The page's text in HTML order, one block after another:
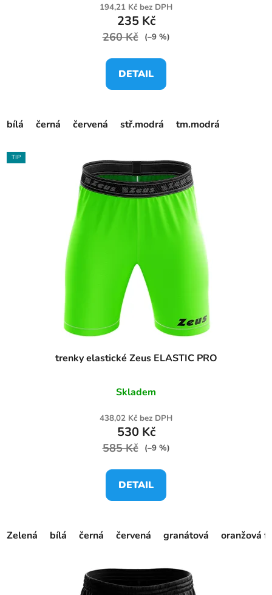
194,21 Kč bez DPH
235 Kč
260 Kč (–9 %)
DETAIL
bílá černá červená stř.modrá tm.modrá
TIP
trenky elastické Zeus ELASTIC PRO
Skladem
438,02 Kč bez DPH
530 Kč
585 Kč (–9 %)
DETAIL
Zelená bílá černá červená granátová oranžová